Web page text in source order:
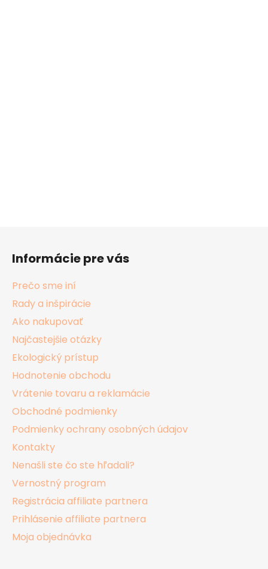
Informácie pre vás
Prečo sme iní
Rady a inšpirácie
Ako nakupovať
Najčastejšie otázky
Ekologický prístup
Hodnotenie obchodu
Vrátenie tovaru a reklamácie
Obchodné podmienky
Podmienky ochrany osobných údajov
Kontakty
Nenašli ste čo ste hľadali?
Vernostný program
Registrácia affiliate partnera
Prihlásenie affiliate partnera
Moja objednávka